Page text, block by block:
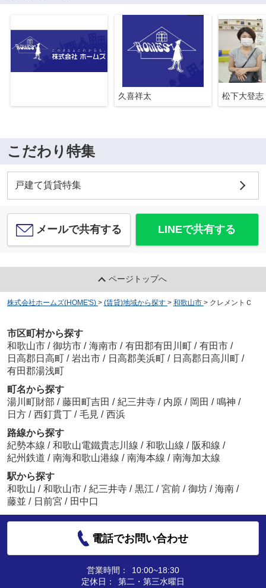
久喜祥太 松下大登志
こだわり特集
戸建て賃貸特集
メールで共有する LINEで共有する
ページトップへ
株式会社ホームズ(HOME'S) > (賃貸)地域から探す > 和歌山市 > クレメントＣ
市区町村から探す
和歌山市 / 御坊市 / 海南市 / 有田郡有田川町 / 有田市 /
日高郡日高町 / 岩出市 / 日高郡美浜町 / 日高郡日高川町 /
有田郡湯浅町
町名から探す
湯川町財部 / 藤田町吉田 / 紀三井寺 / 内原 / 岡田 / 鳴神 /
日方 / 西釘貫丁 / 毛見 / 西浜
路線から探す
紀勢本線 / 和歌山電鐵貴志川線 / 和歌山線 / 阪和線 /
紀州鉄道 / 南海和歌山港線 / 南海本線 / 南海加太線
駅から探す
和歌山 / 和歌山市 / 紀三井寺 / 黒江 / 宮前 / 御坊 / 海南 /
藤並 / 日前宮 / 田中口
電話でお問い合わせ
営業時間：
10:00~18:30
定休日：
第二・第三水曜日